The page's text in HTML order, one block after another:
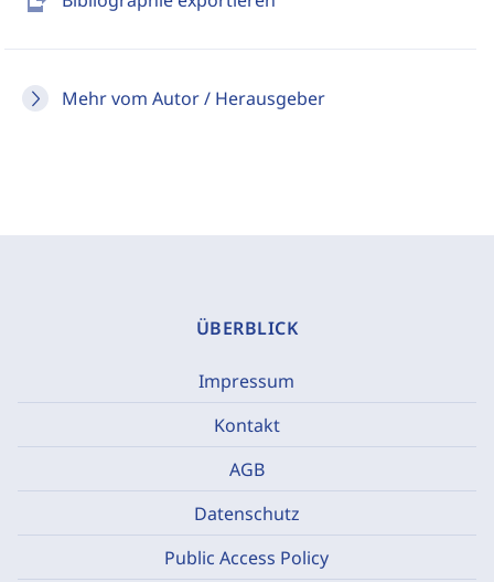
Mehr vom Autor / Herausgeber
ÜBERBLICK
Impressum
Kontakt
AGB
Datenschutz
Public Access Policy